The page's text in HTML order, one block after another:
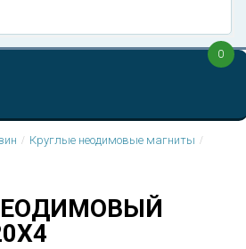
0
Круглые неодимовые магниты